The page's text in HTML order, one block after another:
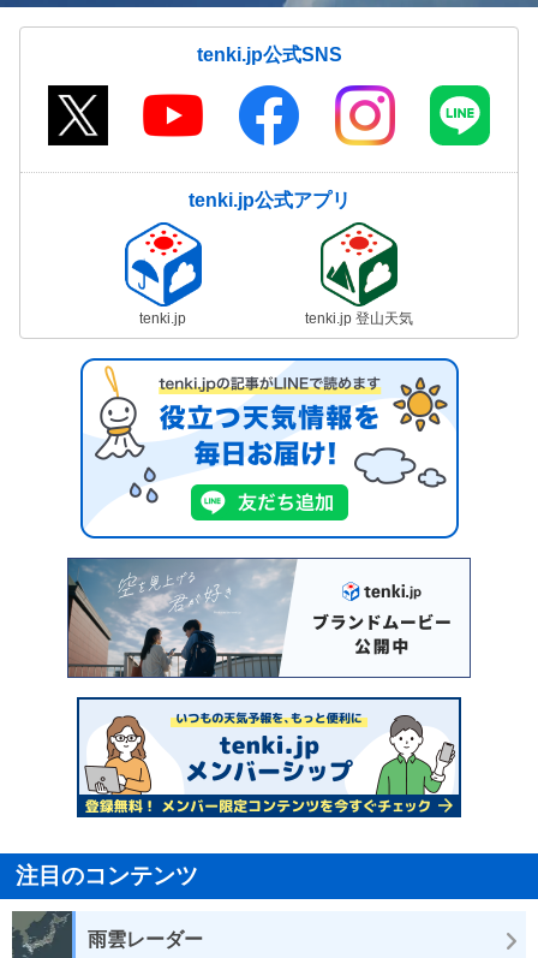
tenki.jp公式SNS
tenki.jp公式アプリ
tenki.jp tenki.jp 登山天気
注目のコンテンツ
雨雲レーダー